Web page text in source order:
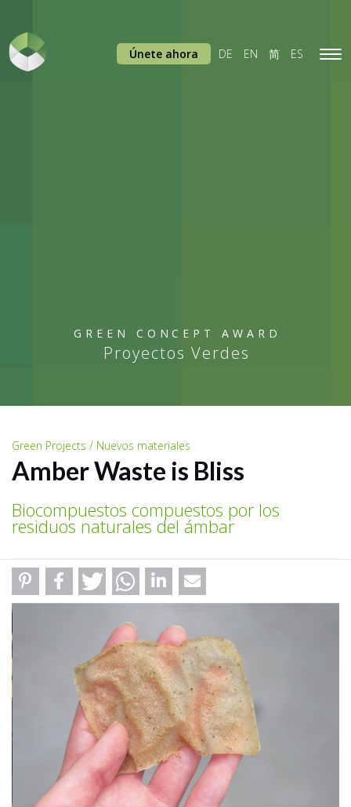
GREEN CONCEPT AWARD
Proyectos Verdes
Únete ahora DE EN 简 ES
Green Projects / Nuevos materiales
Amber Waste is Bliss
Biocompuestos compuestos por los
residuos naturales del ámbar